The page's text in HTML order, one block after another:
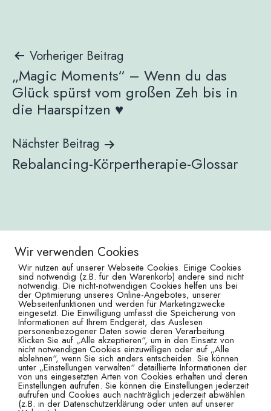
Beitragsnavigation
Vorheriger Beitrag
„Magic Moments“ – Wenn du das
Glück spürst vom großen Zeh bis in
die Haarspitzen ♥
Nächster Beitrag
Rebalancing-Körpertherapie-Glossar
Impressum
Datenschutz
So erreichst du mich:
Tel.: 04161 735160
Mail: info@zeitzumloslassen.de
Zeit zum Loslassen
Barbara Boeckmann
Wir verwenden Cookies
Wir nutzen auf unserer Webseite Cookies. Einige Cookies
sind notwendig (z.B. für den Warenkorb) andere sind nicht
notwendig. Die nicht-notwendigen Cookies helfen uns bei
der Optimierung unseres Online-Angebotes, unserer
Webseitenfunktionen und werden für Marketingzwecke
eingesetzt. Die Einwilligung umfasst die Speicherung von
Informationen auf Ihrem Endgerät, das Auslesen
personenbezogener Daten sowie deren Verarbeitung.
Klicken Sie auf „Alle akzeptieren“, um in den Einsatz von
nicht notwendigen Cookies einzuwilligen oder auf „Alle
ablehnen“, wenn Sie sich anders entscheiden. Sie können
unter „Einstellungen verwalten“ detaillierte Informationen der
von uns eingesetzten Arten von Cookies erhalten und deren
Einstellungen aufrufen. Sie können die Einstellungen jederzeit
aufrufen und Cookies auch nachträglich jederzeit abwählen
(z.B. in der Datenschutzerklärung oder unten auf unserer